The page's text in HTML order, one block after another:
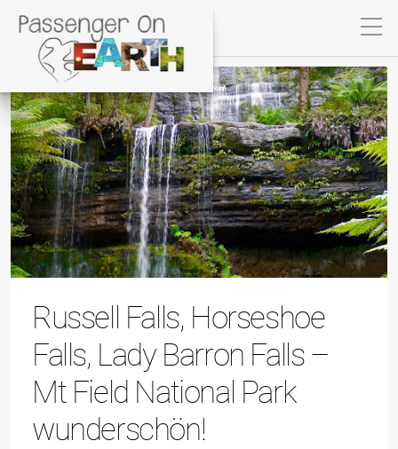
Russell Falls, Horseshoe
Falls, Lady Barron Falls –
Mt Field National Park
wunderschön!